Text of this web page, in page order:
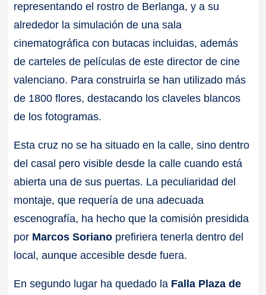
representando el rostro de Berlanga, y a su
alrededor la simulación de una sala
cinematográfica con butacas incluidas, además
de carteles de películas de este director de cine
valenciano. Para construirla se han utilizado más
de 1800 flores, destacando los claveles blancos
de los fotogramas.
Esta cruz no se ha situado en la calle, sino dentro
del casal pero visible desde la calle cuando está
abierta una de sus puertas. La peculiaridad del
montaje, que requería de una adecuada
escenografía, ha hecho que la comisión presidida
por Marcos Soriano prefiriera tenerla dentro del
local, aunque accesible desde fuera.
En segundo lugar ha quedado la Falla Plaza de